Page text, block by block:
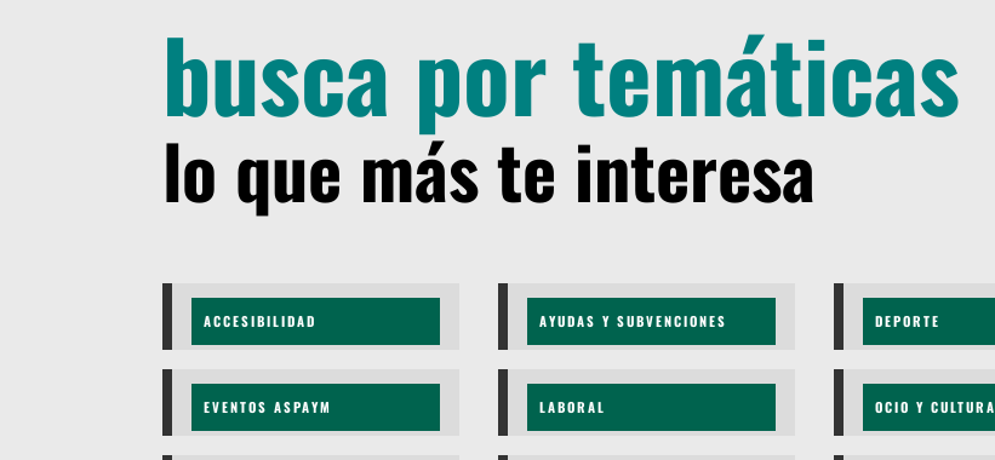
busca por temáticas
lo que más te interesa
ACCESIBILIDAD
EVENTOS ASPAYM
AYUDAS Y SUBVENCIONES
LABORAL
DEPORTE
OCIO Y CULTURA